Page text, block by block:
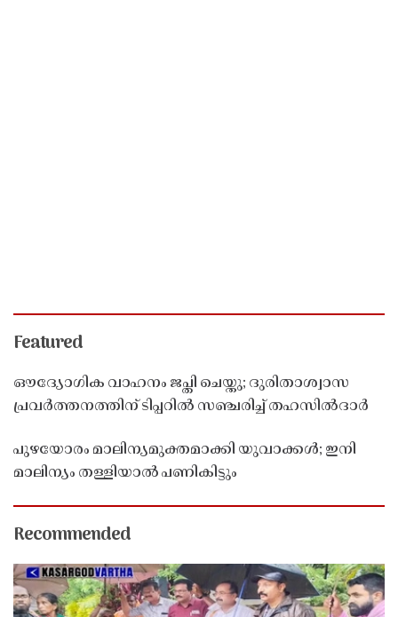
Featured
ഔദ്യോഗിക വാഹനം ജപ്തി ചെയ്തു; ദുരിതാശ്വാസ
പ്രവർത്തനത്തിന് ടിപ്പറിൽ സഞ്ചരിച്ച് തഹസിൽദാർ
പുഴയോരം മാലിന്യമുക്തമാക്കി യുവാക്കൾ; ഇനി
മാലിന്യം തള്ളിയാൽ പണികിട്ടും
Recommended